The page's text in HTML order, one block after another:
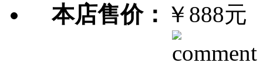
本店售价： ￥888元